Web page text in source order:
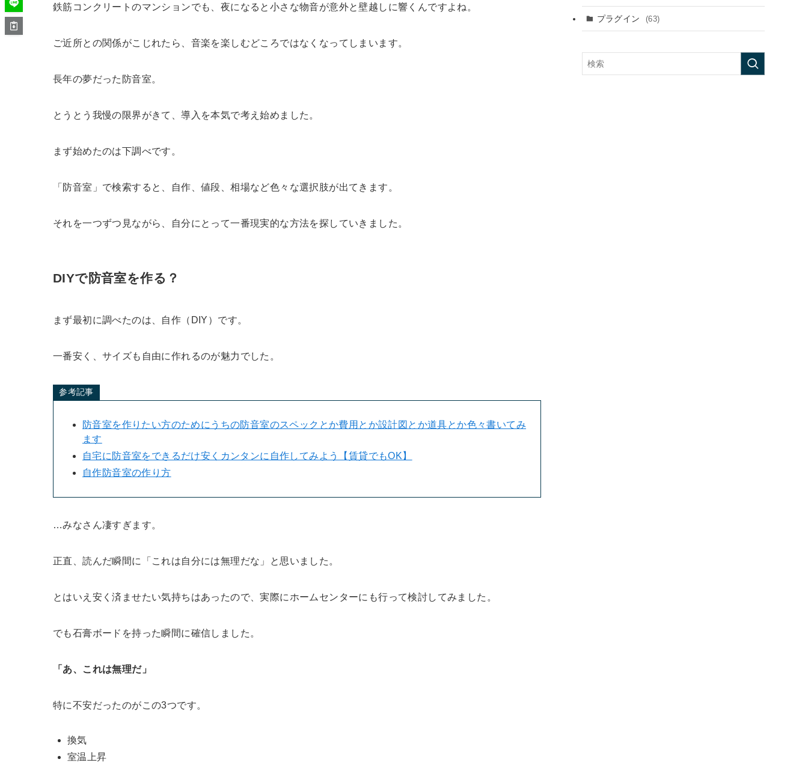
鉄筋コンクリートのマンションでも、夜になると小さな物音が意外と壁越しに響くんですよね。
ご近所との関係がこじれたら、音楽を楽しむどころではなくなってしまいます。
長年の夢だった防音室。
とうとう我慢の限界がきて、導入を本気で考え始めました。
まず始めたのは下調べです。
「防音室」で検索すると、自作、値段、相場など色々な選択肢が出てきます。
それを一つずつ見ながら、自分にとって一番現実的な方法を探していきました。
DIYで防音室を作る？
まず最初に調べたのは、自作（DIY）です。
一番安く、サイズも自由に作れるのが魅力でした。
参考記事
防音室を作りたい方のためにうちの防音室のスペックとか費用とか設計図とか道具とか色々書いてみ
ます
自宅に防音室をできるだけ安くカンタンに自作してみよう【賃貸でもOK】
自作防音室の作り方
…みなさん凄すぎます。
正直、読んだ瞬間に「これは自分には無理だな」と思いました。
とはいえ安く済ませたい気持ちはあったので、実際にホームセンターにも行って検討してみました。
でも石膏ボードを持った瞬間に確信しました。
「あ、これは無理だ」
特に不安だったのがこの3つです。
換気
室温上昇
プラグイン (63)